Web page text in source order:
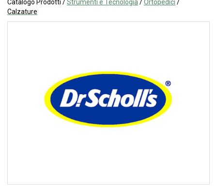
Catalogo Prodotti /Strumenti e Tecnologia /Ortopedici /
Calzature